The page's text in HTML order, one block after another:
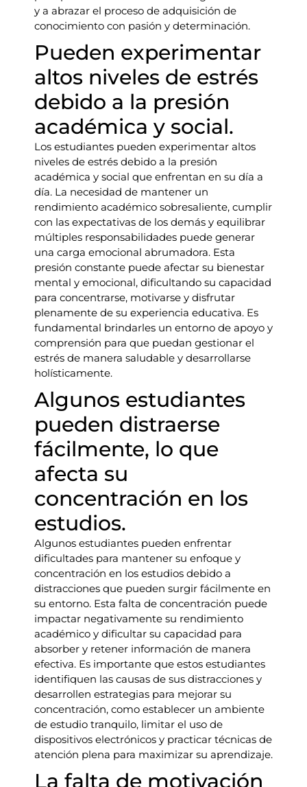
y a abrazar el proceso de adquisición de
conocimiento con pasión y determinación.
Pueden experimentar
altos niveles de estrés
debido a la presión
académica y social.
Los estudiantes pueden experimentar altos
niveles de estrés debido a la presión
académica y social que enfrentan en su día a
día. La necesidad de mantener un
rendimiento académico sobresaliente, cumplir
con las expectativas de los demás y equilibrar
múltiples responsabilidades puede generar
una carga emocional abrumadora. Esta
presión constante puede afectar su bienestar
mental y emocional, dificultando su capacidad
para concentrarse, motivarse y disfrutar
plenamente de su experiencia educativa. Es
fundamental brindarles un entorno de apoyo y
comprensión para que puedan gestionar el
estrés de manera saludable y desarrollarse
holísticamente.
Algunos estudiantes
pueden distraerse
fácilmente, lo que
afecta su
concentración en los
estudios.
Algunos estudiantes pueden enfrentar
dificultades para mantener su enfoque y
concentración en los estudios debido a
distracciones que pueden surgir fácilmente en
su entorno. Esta falta de concentración puede
impactar negativamente su rendimiento
académico y dificultar su capacidad para
absorber y retener información de manera
efectiva. Es importante que estos estudiantes
identifiquen las causas de sus distracciones y
desarrollen estrategias para mejorar su
concentración, como establecer un ambiente
de estudio tranquilo, limitar el uso de
dispositivos electrónicos y practicar técnicas de
atención plena para maximizar su aprendizaje.
La falta de motivación